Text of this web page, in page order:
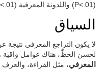
(P<.01) واللدونة المعرفية (P<.01).
السياق
لا يكون التراجع المعرفي نتيجة
لحسن الحظّ، هناك عوامل واقية
المعرفي، مثل القراءة،